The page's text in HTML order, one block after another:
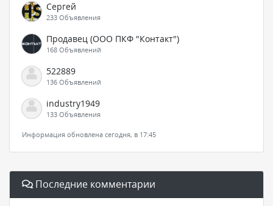
Сергей
233 Объявления
Продавец (ООО ПКФ "Контакт")
168 Объявлений
522889
136 Объявлений
industry1949
133 Объявления
Информация обновлена сегодня, в 17:45
Последние комментарии